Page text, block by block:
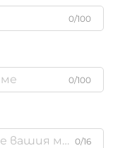
0/100
0/100
0/16